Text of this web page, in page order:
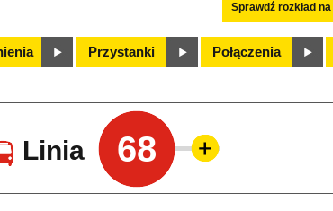
Sprawdź rozkład
Przystanki Połączenia
Linia 68